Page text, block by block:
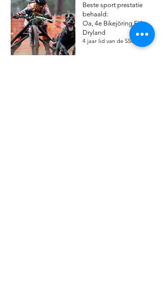
Beste sport prestatie
behaald:
Oa, 4e Bikejöring EK
Dryland
4 jaar lid van de SSC-NL